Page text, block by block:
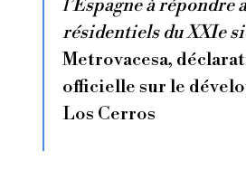
l’Espagne à répondre
résidentiels du XXIe
Metrovacesa,
officielle sur le
Los Cerros